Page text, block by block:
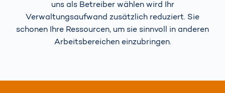
uns als Betreiber wählen wird Ihr
Verwaltungsaufwand zusätzlich reduziert. Sie
schonen Ihre Ressourcen, um sie sinnvoll in anderen
Arbeitsbereichen einzubringen.